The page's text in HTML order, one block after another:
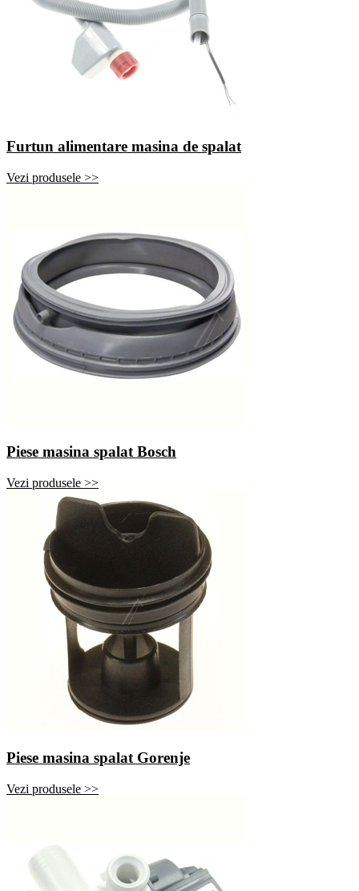
Furtun alimentare masina de spalat
Vezi produsele >>
Piese masina spalat Bosch
Vezi produsele >>
Piese masina spalat Gorenje
Vezi produsele >>